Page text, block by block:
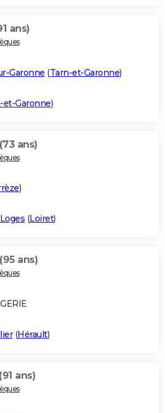
ans)
Garonne (Tarn-et-Garonne)
et-Garonne)
(73 ans)
)
(Loiret)
(95 ans)
(Hérault)
(91 ans)